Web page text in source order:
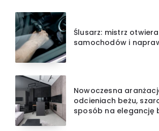
Ślusarz: mistrz
samochodów i
Nowoczesna
odcieniach beżu,
sposób na elegancję